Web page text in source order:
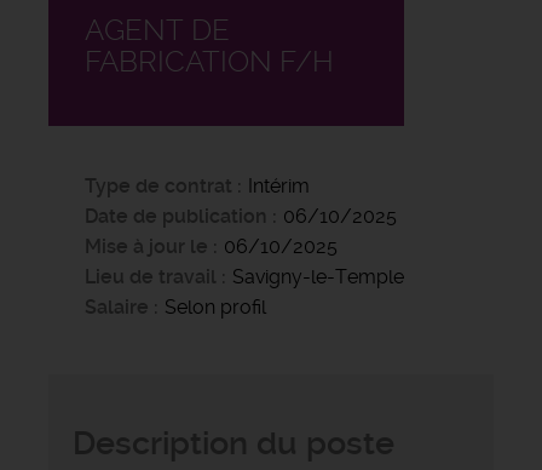
AGENT DE
FABRICATION F/H
Type de contrat
Intérim
Date de publication
06/10/2025
Mise à jour le
06/10/2025
Lieu de travail
Savigny-le-Temple
Salaire
Selon profil